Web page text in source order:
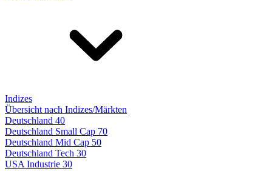
Indizes
Übersicht nach Indizes/Märkten
Deutschland 40
Deutschland Small Cap 70
Deutschland Mid Cap 50
Deutschland Tech 30
USA Industrie 30